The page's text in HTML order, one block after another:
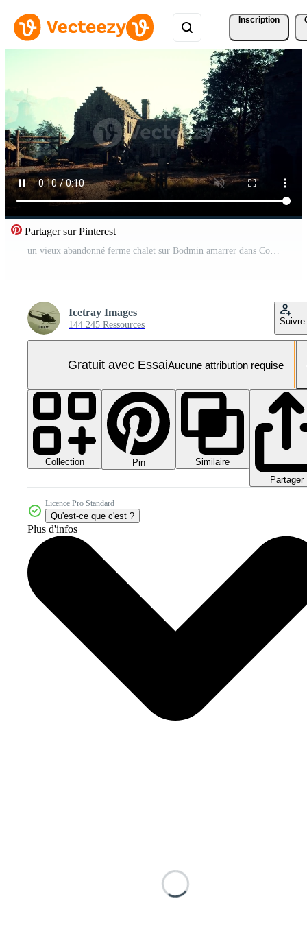
Inscription
Partager sur Pinterest
un vieux abandonné ferme chalet sur Bodmin amarrer dans Cornouailles - ancien effet Vidéo Pro
Icetray Images
144 245 Ressources Suivre
Gratuit avec EssaiAucune attribution requise
Collection Pin
Similaire
Partager
Licence Pro Standard
Qu'est-ce que c'est ?
Plus d'infos